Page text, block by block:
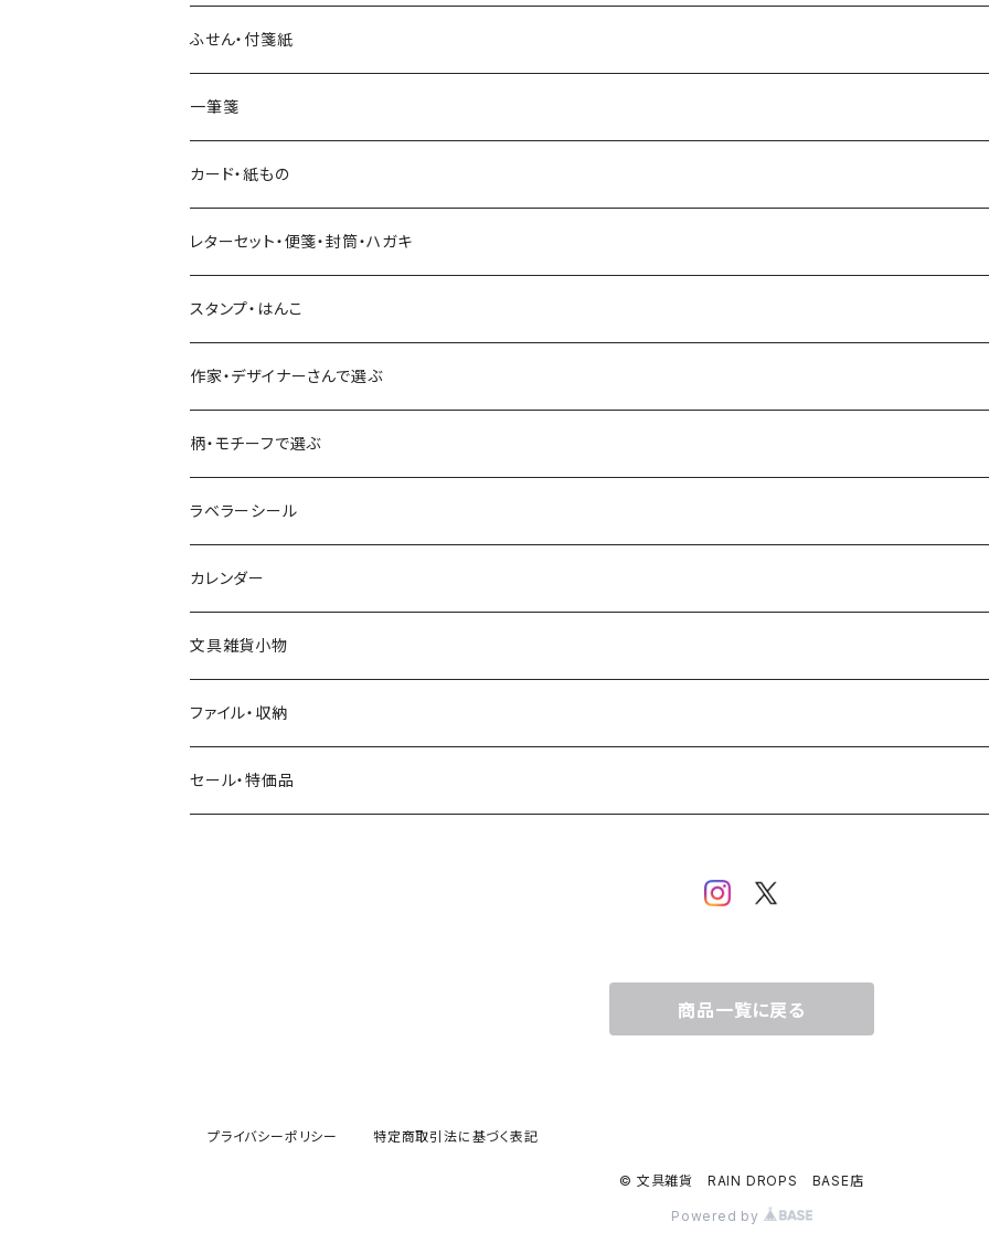
透明クリア
ネクタイ
透明クリアテープ
柄・モチーフで選ぶ（マステ）
いちご・ストロベリー
フルーツ・野菜
ミモザ
お花・フラワー・グリーン・植物
マインドウェイブ
水縞
大枝活版室
星燈社
ミナペルホネン
BGM
eric
SAIEN
田村美紀
パピアプラッツ（作家もの）
パピアプラッツ（作家もの）
ヨハク
ステッカーシール
マインドウェイブ
田村美紀
立体シール
ヨハク
HUTTE PAPER WORKS
表現社（作家もの）
星燈社
古川紙工
大枝活版室
ふせん・付箋紙
ヨハク
HUTTE PAPER WORKS
古川紙工
表現社（作家もの）
ロール付箋
一筆箋
カード・紙もの
レターセット・便箋・封筒・ハガキ
古川紙工
表現社（作家もの）
スタンプ・はんこ
Hutte paper works
ヨハク
作家・デザイナーさんで選ぶ
ネクタイ
Hutte paper works
ヨハク
eric
浅野みどり
西淑
柄・モチーフで選ぶ
フルーツ
食べ物・フード・スイーツ
パン・ブレッド
カフェ
コーヒー・飲み物・クリームソーダ
ラベラーシール
カレンダー
文具雑貨小物
ファイル・収納
セール・特価品
商品一覧に戻る
プライバシーポリシー 特定商取引法に基づく表記
© 文具雑貨 RAIN DROPS BASE店
Powered by